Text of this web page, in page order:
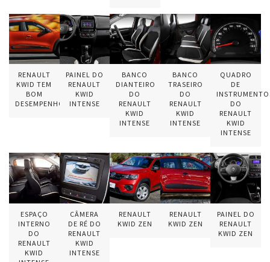
RENAULT
KWID TEM
BOM
DESEMPENHO
PAINEL DO
RENAULT
KWID
INTENSE
BANCO
DIANTEIRO
DO
RENAULT
KWID
INTENSE
BANCO
TRASEIRO
DO
RENAULT
KWID
INTENSE
QUADRO
DE
DO
RENAULT
KWID
INTENSE
ESPAÇO
INTERNO
DO
RENAULT
KWID
CÂMERA
DE RÉ DO
RENAULT
KWID
INTENSE
RENAULT
KWID ZEN
RENAULT
KWID ZEN
PAINEL DO
RENAULT
KWID ZEN